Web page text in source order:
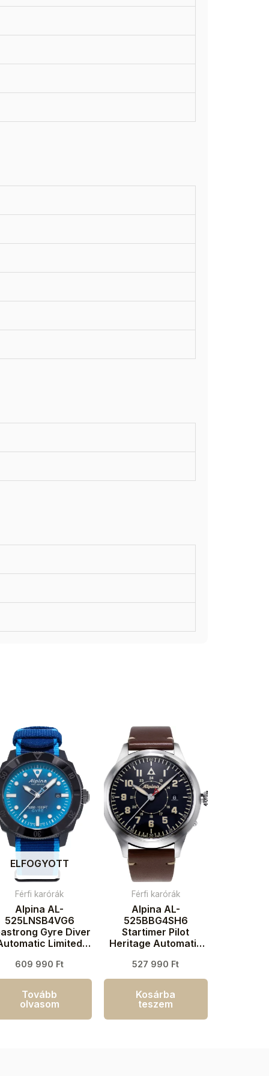
ELFOGYOTT
Férfi karórák
Alpina AL-
525LNSB4VG6
Gyre Diver
Limited
44mm 30ATM
609 990 Ft
Tovább
olvasom
Férfi karórák
Alpina AL-
525BBG4SH6
Startimer Pilot
Heritage Automatic
3ATM
527 990 Ft
Kosárba
teszem